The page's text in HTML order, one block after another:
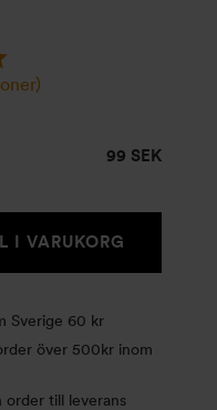
99 SEK
I VARUKORG
Sverige 60 kr
över 500kr inom
order till leverans